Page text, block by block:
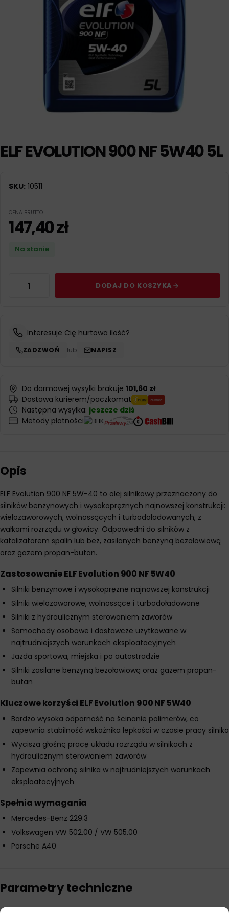
ELF EVOLUTION 900 NF 5W40 5L
SKU: 10511
CENA BRUTTO
147,40zł
Na stanie
DODAJ DO KOSZYKA
Interesuje Cię hurtowa ilość?
ZADZWOŃ lub NAPISZ
Do darmowej wysyłki brakuje 101,60 zł
Dostawa kurierem/paczkomat
Następna wysyłka: jeszcze dziś
Metody płatności
Opis
ELF Evolution 900 NF 5W-40 to olej silnikowy przeznaczony do
silników benzynowych i wysokoprężnych najnowszej konstrukcji:
wielozaworowych, wolnossących i turbodoładowanych, z
wałkami rozrządu w głowicy. Odpowiedni do silników z
katalizatorem spalin lub bez, zasilanych benzyną bezołowiową
oraz gazem propan-butan.
Zastosowanie ELF Evolution 900 NF 5W40
Silniki benzynowe i wysokoprężne najnowszej konstrukcji
Silniki wielozaworowe, wolnossące i turbodoładowane
Silniki z hydraulicznym sterowaniem zaworów
Samochody osobowe i dostawcze użytkowane w
najtrudniejszych warunkach eksploatacyjnych
Jazda sportowa, miejska i po autostradzie
Silniki zasilane benzyną bezołowiową oraz gazem propan-
butan
Kluczowe korzyści ELF Evolution 900 NF 5W40
Bardzo wysoka odporność na ścinanie polimerów, co
zapewnia stabilność wskaźnika lepkości w czasie pracy silnika
Wycisza głośną pracę układu rozrządu w silnikach z
hydraulicznym sterowaniem zaworów
Zapewnia ochronę silnika w najtrudniejszych warunkach
eksploatacyjnych
Spełnia wymagania
Mercedes-Benz 229.3
Volkswagen VW 502.00 / VW 505.00
Porsche A40
Parametry techniczne